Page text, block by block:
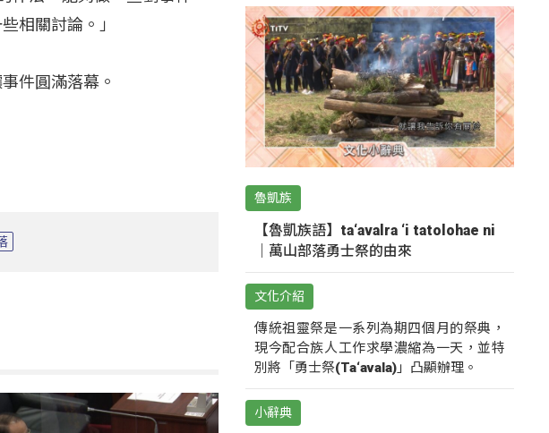
相關討論。」
件圓滿落幕。
魯凱族
【魯凱族語】ta‘avalra ‘i tatolohae ni
｜萬山部落勇士祭的由來
文化介紹
傳統祖靈祭是一系列為期四個月的祭典，
現今配合族人工作求學濃縮為一天，並特
別將「勇士祭(Ta‘avala)」凸顯辦理。
小辭典